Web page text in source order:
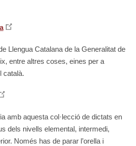
Llengua Catalana de la Generalitat de
entre altres coses, eines per a
català.
amb aquesta col·lecció de dictats en
dels nivells elemental, intermedi,
Només has de parar l’orella i